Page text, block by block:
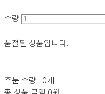
수량
품절된 상품입니다.
주문 수량 0개